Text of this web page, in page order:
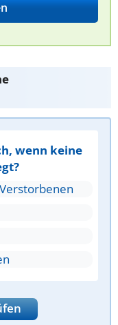
wenn keine